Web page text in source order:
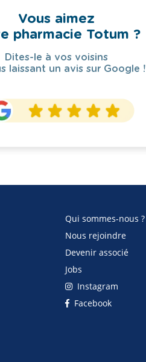
Vous aimez
pharmacie Totum ?
Dites-le à vos voisins
laissant un avis sur Google !
Qui sommes-nous ?
Nous rejoindre
Devenir associé
Jobs
Instagram
Facebook